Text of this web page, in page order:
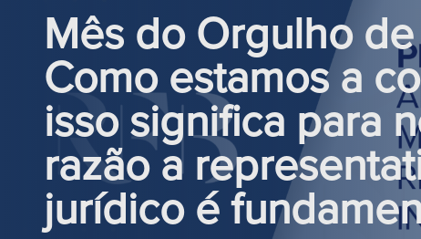
Mês do Orgulho
Como estamos a
isso significa para
razão a
jurídico é